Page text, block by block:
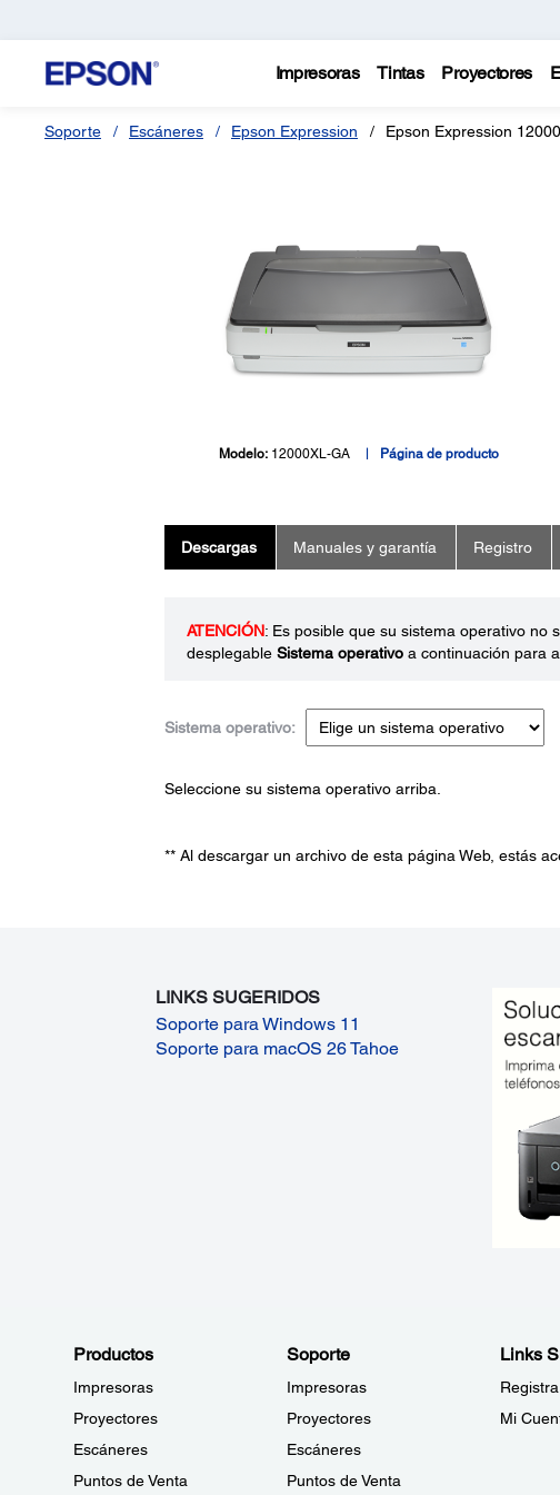
Impresoras Tintas Proyectores
Soporte Escáneres Epson Expression Epson Expression
Modelo: 12000XL-GA Página de producto
Descargas Manuales y garantía Registro
ATENCIÓN: Es posible que su sistema operativo no
desplegable Sistema operativoa continuación para
Sistema operativo:
Seleccione su sistema operativo arriba.
** Al descargar un archivo de esta página Web, estás
LINKS SUGERIDOS
Soporte para Windows 11
Soporte para macOS 26 Tahoe
Productos
Impresoras
Proyectores
Escáneres
Puntos de Venta
Soporte
Impresoras
Proyectores
Escáneres
Puntos de Venta
Links
Mi